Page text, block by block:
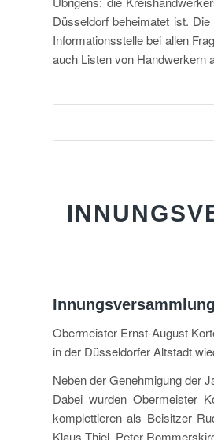
Düsseldorf beheimatet ist.
Informationsstelle bei allen
auch Listen von Handwerkern
Obermeister Ernst-August
in der Düsseldorfer Altstadt
Neben der Genehmigung der
Dabei wurden Obermeister
komplettieren als Beisitzer
Klaus Thiel. Peter